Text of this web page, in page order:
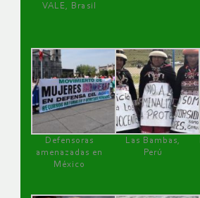
VALE, Brasil
Defensoras
amenazadas en
México
Las Bambas,
Perú